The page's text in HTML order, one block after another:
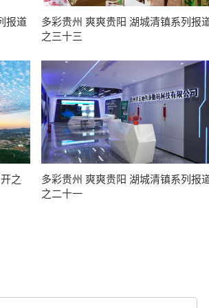
报道
多彩贵州 爽爽贵阳 湖城清镇系列报
之三十三
之
多彩贵州 爽爽贵阳 湖城清镇系列报
之二十一